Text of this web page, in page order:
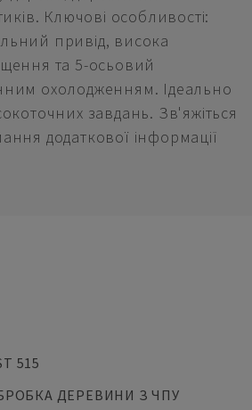
Ключові особливості:
привід, висока
та 5-осьовий
охолодженням. Ідеально
завдань. Зв'яжіться
додаткової інформації
515
ДЕРЕВИНИ З ЧПУ